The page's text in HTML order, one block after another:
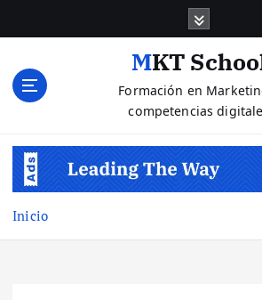
MKT
Formación en
competencias
Inicio